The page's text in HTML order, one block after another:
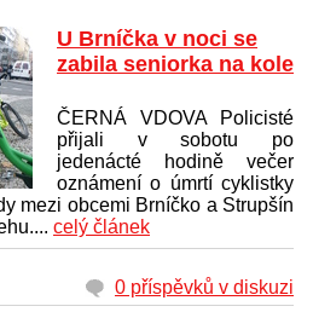
U Brníčka v noci se
zabila seniorka na kole
ČERNÁ VDOVA Policisté
přijali v sobotu po
jedenácté hodině večer
oznámení o úmrtí cyklistky
mezi obcemi Brníčko a Strupšín
celý článek
0 příspěvků v diskuzi